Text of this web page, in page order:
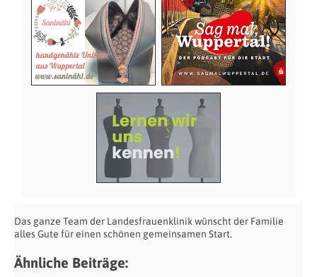
Das ganze Team der Landesfrauenklinik wünscht der Familie
alles Gute für einen schönen gemeinsamen Start.
Ähnliche Beiträge: